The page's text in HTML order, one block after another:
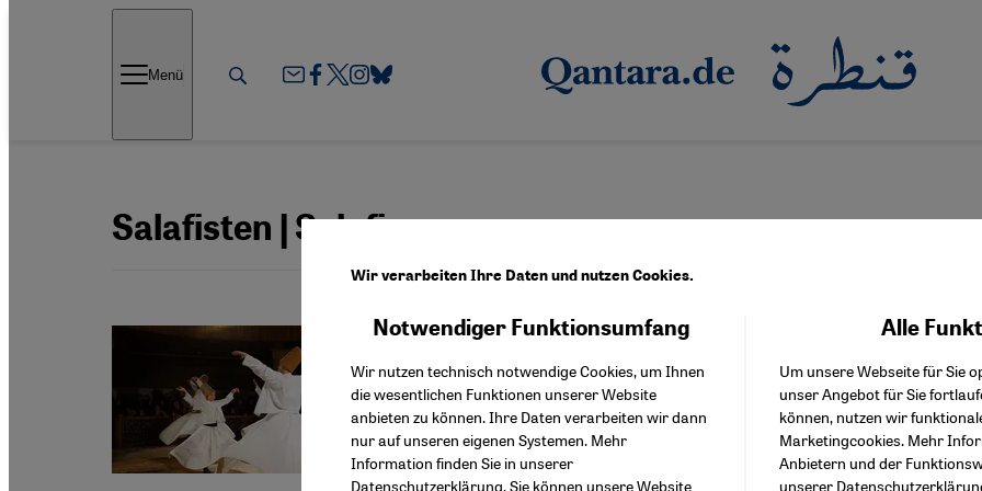
Menü
Salafisten | Salafismus
Ist der Sufismus in Gefahr?
Sufis werden heute von Fundamentalisten wie Modernisten ebenso
Form des Sufitums herausgebildet.
Wir verarbeiten Ihre Daten und nutzen Cookies.
Notwendiger Funktionsumfang
Wir nutzen technisch notwendige Cookies, um Ihnen
die wesentlichen Funktionen unserer Website
anbieten zu können. Ihre Daten verarbeiten wir dann
nur auf unseren eigenen Systemen. Mehr
Information finden Sie in unserer
Datenschutzerklärung. Sie können unsere Website
Alle
Um unsere Webseite für Sie
unser Angebot für Sie
können, nutzen wir
Marketingcookies. Mehr
Anbietern und der
unserer
Facebook Embed /
Twitter Embed
Instagram Embed
Youtube Embed
Google Maps Embed